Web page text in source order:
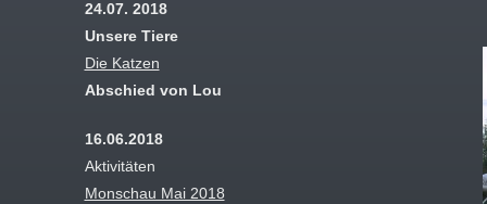
24.07. 2018
Unsere Tiere
Die Katzen
Abschied von Lou
16.06.2018
Aktivitäten
Monschau Mai 2018